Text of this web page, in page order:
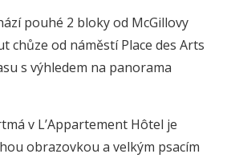
pouhé 2 bloky od McGillovy
chůze od náměstí Place des Arts
s výhledem na panorama
v L’Appartement Hôtel je
obrazovkou a velkým psacím